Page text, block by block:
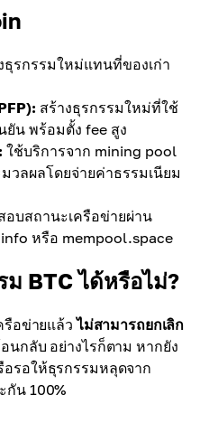
ธุรกรรมใหม่แทนที่ของเก่า
สร้างธุรกรรมใหม่ที่ใช้
ยัน พร้อมตั้ง fee สูง
ใช้บริการจาก mining pool
มวลผลโดยจ่ายค่าธรรมเนียม
อบสถานะเครือข่ายผ่าน
หรือ mempool.space
ม BTC ได้หรือไม่?
รือข่ายแล้วไม่สามารถยกเลิก
นกลับ อย่างไรก็ตาม หากยัง
รอให้ธุรกรรมหลุดจาก
กัน 100%